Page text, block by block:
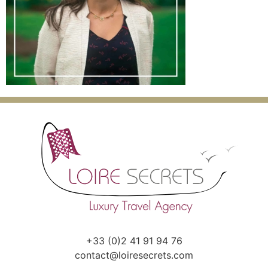
+33 (0)2 41 91 94 76
contact@loiresecrets.com